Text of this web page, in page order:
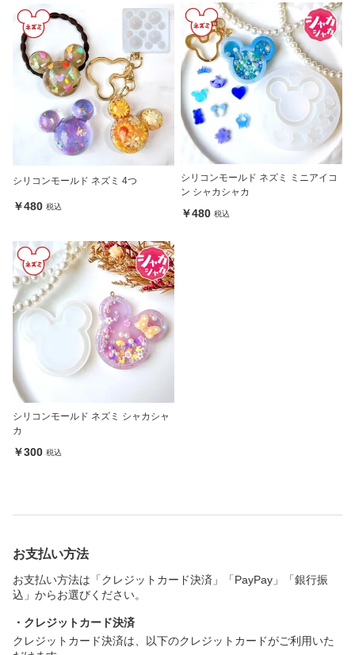
シリコンモールド ネズミ 4つ
￥480 税込
シリコンモールド ネズミ ミニアイコ
ン シャカシャカ
￥480 税込
シリコンモールド ネズミ シャカシャ
カ
￥300 税込
お支払い方法
お支払い方法は「クレジットカード決済」「PayPay」「銀行振
込」からお選びください。
・クレジットカード決済
クレジットカード決済は、以下のクレジットカードがご利用いた